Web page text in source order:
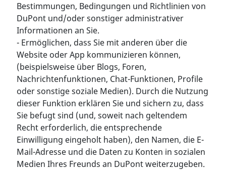
Bestimmungen, Bedingungen und Richtlinien von
DuPont und/oder sonstiger administrativer
Informationen an Sie.
- Ermöglichen, dass Sie mit anderen über die
Website oder App kommunizieren können,
(beispielsweise über Blogs, Foren,
Nachrichtenfunktionen, Chat-Funktionen, Profile
oder sonstige soziale Medien). Durch die Nutzung
dieser Funktion erklären Sie und sichern zu, dass
Sie befugt sind (und, soweit nach geltendem
Recht erforderlich, die entsprechende
Einwilligung eingeholt haben), den Namen, die E-
Mail-Adresse und die Daten zu Konten in sozialen
Medien Ihres Freunds an DuPont weiterzugeben.